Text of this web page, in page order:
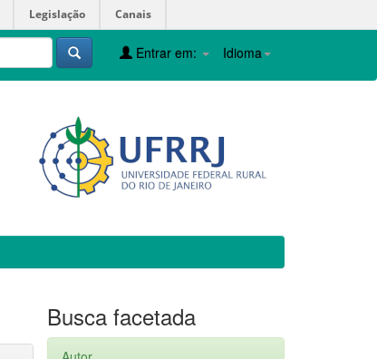
Legislação Canais
Idioma
Entrar em:
Busca facetada